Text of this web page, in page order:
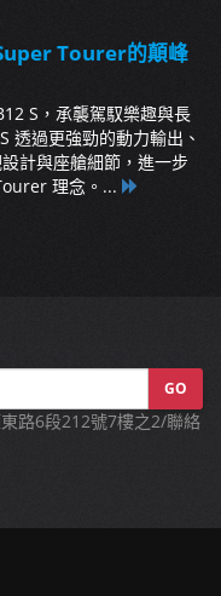
Tourer的顛峰
S，承襲駕馭樂趣與長
透過更強勁的動力輸出、
計與座艙細節，進一步
理念。...
GO
路6段212號7樓之2/聯絡